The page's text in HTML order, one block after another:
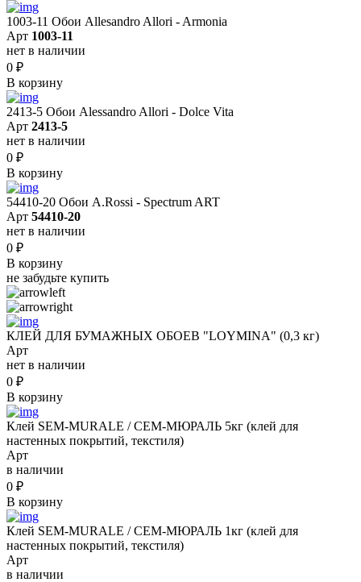
1003-11 Обои Allesandro Allori - Armonia
Арт 1003-11
нет в наличии
0 ₽
В корзину
2413-5 Обои Alessandro Allori - Dolce Vita
Арт 2413-5
нет в наличии
0 ₽
В корзину
54410-20 Обои A.Rossi - Spectrum ART
Арт 54410-20
нет в наличии
0 ₽
В корзину
не забудьте купить
КЛЕЙ ДЛЯ БУМАЖНЫХ ОБОЕВ "LOYMINA" (0,3 кг)
Арт
нет в наличии
0 ₽
В корзину
Клей SEM-MURALE / СЕМ-МЮРАЛЬ 5кг (клей для
настенных покрытий, текстиля)
Арт
в наличии
0 ₽
В корзину
Клей SEM-MURALE / СЕМ-МЮРАЛЬ 1кг (клей для
настенных покрытий, текстиля)
Арт
в наличии